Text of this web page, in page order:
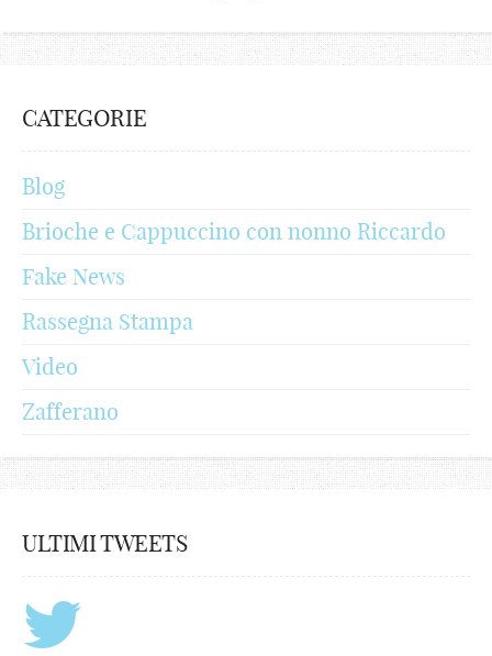
CATEGORIE
Blog
Brioche e Cappuccino con nonno Riccardo
Fake News
Rassegna Stampa
Video
Zafferano
ULTIMI TWEETS